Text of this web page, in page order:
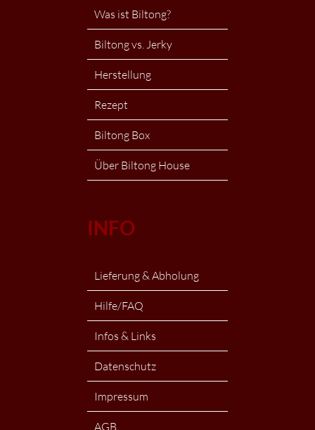
Was ist Biltong?
Biltong vs. Jerky
Herstellung
Rezept
Biltong Box
Über Biltong House
INFO
Lieferung & Abholung
Hilfe/FAQ
Infos & Links
Datenschutz
Impressum
AGB